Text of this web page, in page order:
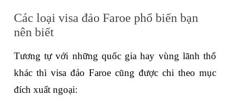
Các loại visa đảo Faroe phổ biến bạn
nên biết
Tương tự với những quốc gia hay vùng lãnh thổ
khác thì visa đảo Faroe cũng được chi theo mục
đích xuất ngoại: